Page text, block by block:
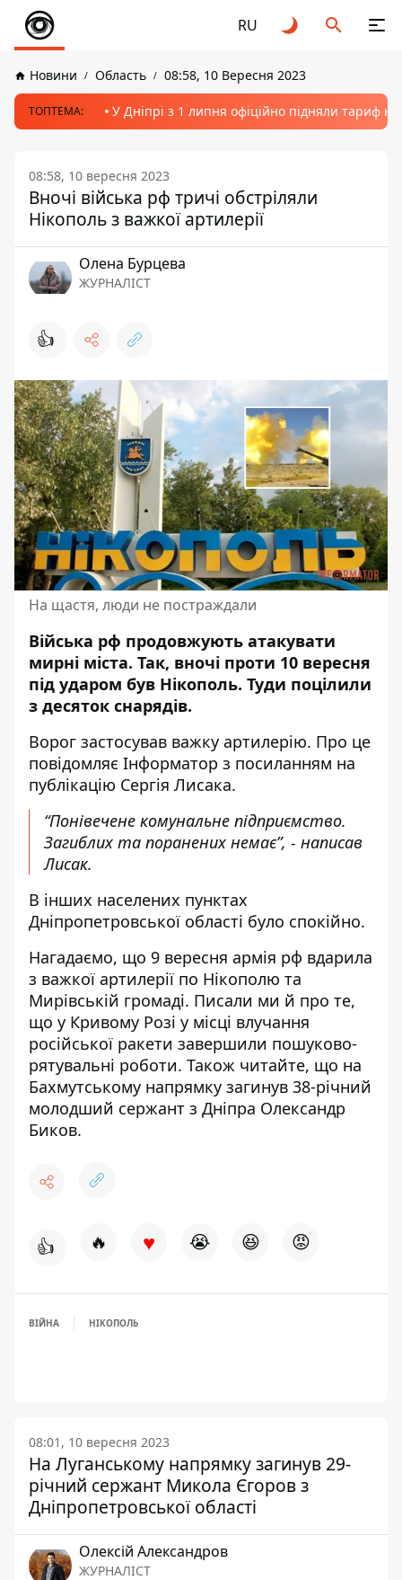
RU
Новини Область 08:58, 10 Вересня 2023
ТОПТЕМА: У Дніпрі з 1 липня офіційно підняли тариф
08:58, 10 вересня 2023
Вночі війська рф тричі обстріляли
Нікополь з важкої артилерії
Олена Бурцева
ЖУРНАЛІСТ
👍
На щастя, люди не постраждали
Війська рф продовжують атакувати
мирні міста. Так, вночі проти 10 вересня
під ударом був Нікополь. Туди поцілили
з десяток снарядів.
Ворог застосував важку артилерію. Про це
повідомляє Інформатор з посиланням на
публікацію Сергія Лисака.
“Понівечене комунальне підприємство.
Загиблих та поранених немає”, - написав
Лисак.
В інших населених пунктах
Дніпропетровської області було спокійно.
Нагадаємо, що 9 вересня армія рф вдарила
з важкої артилерії по Нікополю та
Мирівській громаді. Писали ми й про те,
що у Кривому Розі у місці влучання
російської ракети завершили пошуково-
рятувальні роботи. Також читайте, що на
Бахмутському напрямку загинув 38-річний
молодший сержант з Дніпра Олександр
Биков.
👍 🔥 ♥ 😭 😆 😡
ВІЙНА НІКОПОЛЬ
08:01, 10 вересня 2023
На Луганському напрямку загинув 29-
річний сержант Микола Єгоров з
Дніпропетровської області
Олексій Александров
ЖУРНАЛІСТ